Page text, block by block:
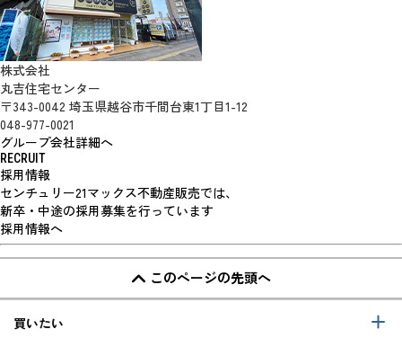
株式会社
丸吉住宅センター
〒343-0042 埼玉県越谷市千間台東1丁目1-12
048-977-0021
グループ会社詳細へ
RECRUIT
採用情報
センチュリー21マックス不動産販売では、
新卒・中途の採用募集を行っています
採用情報へ
このページの先頭へ
買いたい